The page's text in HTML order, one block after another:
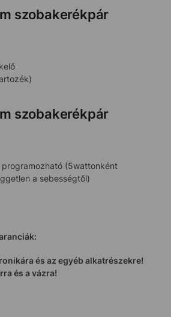
szobakerékpár
szobakerékpár
programozható (5wattonként
a sebességtől)
és az egyéb alkatrészekre!
és a vázra!